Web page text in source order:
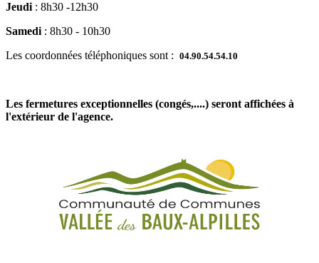
Jeudi : 8h30 -12h30
Samedi : 8h30 - 10h30
Les coordonnées téléphoniques sont : 04.90.54.54.10
Les fermetures exceptionnelles (congés,....) seront affichées à
l'extérieur de l'agence.